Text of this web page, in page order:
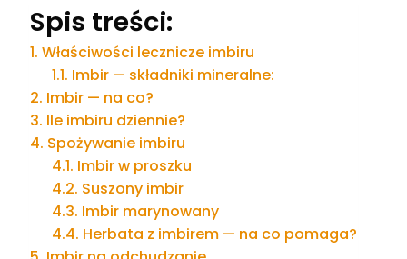
Spis treści:
Właściwości lecznicze imbiru
Imbir — składniki mineralne:
Imbir — na co?
Ile imbiru dziennie?
Spożywanie imbiru
Imbir w proszku
Suszony imbir
Imbir marynowany
Herbata z imbirem — na co pomaga?